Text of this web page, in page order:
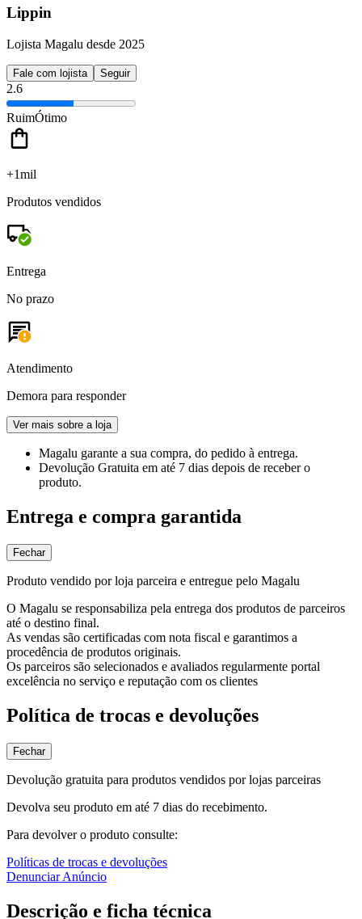
Lippin
Lojista Magalu desde 2025
Fale com lojista Seguir
2.6
RuimÓtimo
+1mil
Produtos vendidos
Entrega
No prazo
Atendimento
Demora para responder
Ver mais sobre a loja
Magalu garante a sua compra, do pedido à entrega.
Devolução Gratuita em até 7 dias depois de receber o
produto.
Entrega e compra garantida
Fechar
Produto vendido por loja parceira e entregue pelo Magalu
O Magalu se responsabiliza pela entrega dos produtos de parceiros
até o destino final.
As vendas são certificadas com nota fiscal e garantimos a
procedência de produtos originais.
Os parceiros são selecionados e avaliados regularmente portal
excelência no serviço e reputação com os clientes
Política de trocas e devoluções
Fechar
Devolução gratuita para produtos vendidos por lojas parceiras
Devolva seu produto em até 7 dias do recebimento.
Para devolver o produto consulte:
Políticas de trocas e devoluções
Denunciar Anúncio
Descrição e ficha técnica